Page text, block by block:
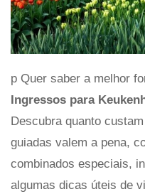
p Quer saber a melhor
Ingressos para
Descubra quanto
guiadas valem a pena,
combinados especiais,
algumas dicas úteis de